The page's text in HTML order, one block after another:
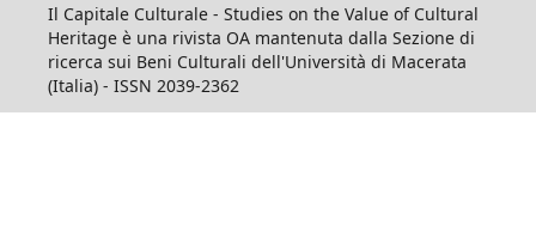
Il Capitale Culturale - Studies on the Value of Cultural
Heritage è una rivista OA mantenuta dalla Sezione di
ricerca sui Beni Culturali dell'Università di Macerata
(Italia) - ISSN 2039-2362